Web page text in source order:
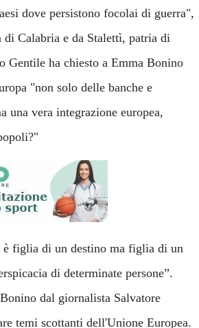
dove persistono focolai di guerra",
Calabria e da Stalettì, patria di
Gentile ha chiesto a Emma Bonino
"non solo delle banche e
una vera integrazione europea,
è figlia di un destino ma figlia di un
di determinate persone”.
dal giornalista Salvatore
temi scottanti dell'Unione Europea.